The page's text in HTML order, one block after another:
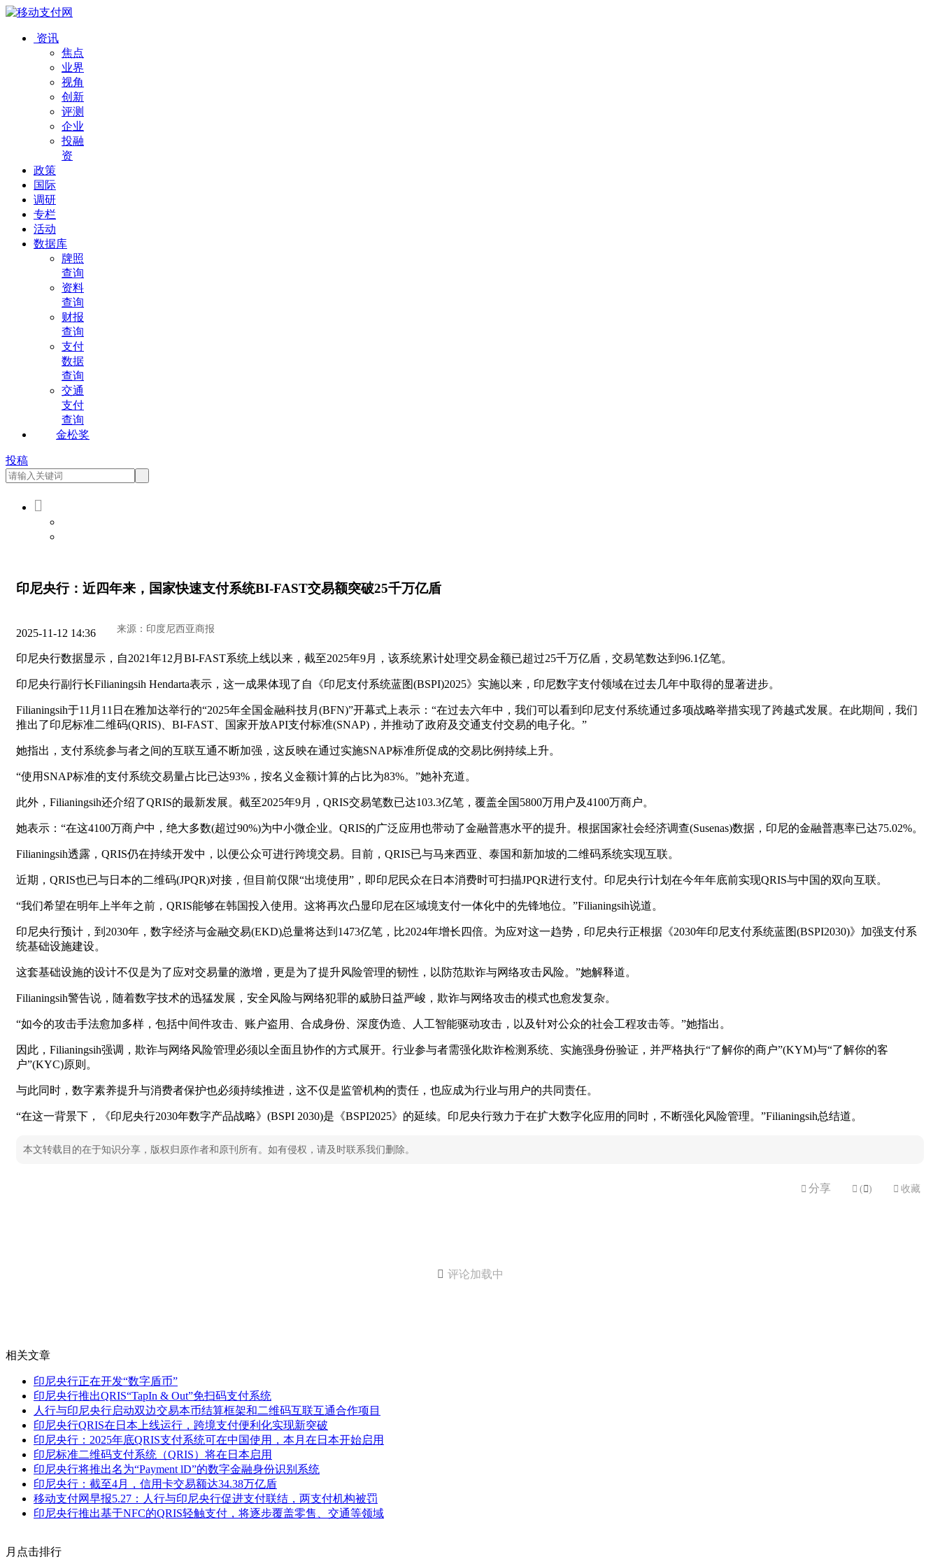
资讯
焦点
业界
视角
创新
评测
企业
投融
资
政策
国际
调研
专栏
活动
数据库
牌照
查询
资料
查询
财报
查询
支付
数据
查询
交通
支付
查询
金松奖
投稿

印尼央行：近四年来，国家快速支付系统BI-FAST交易额突破25千万亿盾
2025-11-12 14:36
印尼央行数据显示，自2021年12月BI-FAST系统上线以来，截至2025年9月，该系统累计处理交易金额已超过25千万亿盾，交易笔数达到96.1亿笔。
印尼央行副行长Filianingsih Hendarta表示，这一成果体现了自《印尼支付系统蓝图(BSPI)2025》实施以来，印尼数字支付领域在过去几年中取得的显著进步。
Filianingsih于11月11日在雅加达举行的“2025年全国金融科技月(BFN)”开幕式上表示：“在过去六年中，我们可以看到印尼支付系统通过多项战略举措实现了跨越式发展。在此期间，我们
推出了印尼标准二维码(QRIS)、BI-FAST、国家开放API支付标准(SNAP)，并推动了政府及交通支付交易的电子化。”
她指出，支付系统参与者之间的互联互通不断加强，这反映在通过实施SNAP标准所促成的交易比例持续上升。
“使用SNAP标准的支付系统交易量占比已达93%，按名义金额计算的占比为83%。”她补充道。
此外，Filianingsih还介绍了QRIS的最新发展。截至2025年9月，QRIS交易笔数已达103.3亿笔，覆盖全国5800万用户及4100万商户。
她表示：“在这4100万商户中，绝大多数(超过90%)为中小微企业。QRIS的广泛应用也带动了金融普惠水平的提升。根据国家社会经济调查(Susenas)数据，印尼的金融普惠率已达75.02%。
Filianingsih透露，QRIS仍在持续开发中，以便公众可进行跨境交易。目前，QRIS已与马来西亚、泰国和新加坡的二维码系统实现互联。
近期，QRIS也已与日本的二维码(JPQR)对接，但目前仅限“出境使用”，即印尼民众在日本消费时可扫描JPQR进行支付。印尼央行计划在今年年底前实现QRIS与中国的双向互联。
“我们希望在明年上半年之前，QRIS能够在韩国投入使用。这将再次凸显印尼在区域境支付一体化中的先锋地位。”Filianingsih说道。
印尼央行预计，到2030年，数字经济与金融交易(EKD)总量将达到1473亿笔，比2024年增长四倍。为应对这一趋势，印尼央行正根据《2030年印尼支付系统蓝图(BSPI2030)》加强支付系
统基础设施建设。
这套基础设施的设计不仅是为了应对交易量的激增，更是为了提升风险管理的韧性，以防范欺诈与网络攻击风险。”她解释道。
Filianingsih警告说，随着数字技术的迅猛发展，安全风险与网络犯罪的威胁日益严峻，欺诈与网络攻击的模式也愈发复杂。
“如今的攻击手法愈加多样，包括中间件攻击、账户盗用、合成身份、深度伪造、人工智能驱动攻击，以及针对公众的社会工程攻击等。”她指出。
因此，Filianingsih强调，欺诈与网络风险管理必须以全面且协作的方式展开。行业参与者需强化欺诈检测系统、实施强身份验证，并严格执行“了解你的商户”(KYM)与“了解你的客
户”(KYC)原则。
与此同时，数字素养提升与消费者保护也必须持续推进，这不仅是监管机构的责任，也应成为行业与用户的共同责任。
“在这一背景下，《印尼央行2030年数字产品战略》(BSPI 2030)是《BSPI2025》的延续。印尼央行致力于在扩大数字化应用的同时，不断强化风险管理。”Filianingsih总结道。
本文转载目的在于知识分享，版权归原作者和原刊所有。如有侵权，请及时联系我们删除。
 分享  ( )  收藏
 评论加载中
相关文章
印尼央行正在开发“数字盾币”
印尼央行推出QRIS“TapIn & Out”免扫码支付系统
人行与印尼央行启动双边交易本币结算框架和二维码互联互通合作项目
印尼央行QRIS在日本上线运行，跨境支付便利化实现新突破
印尼央行：2025年底QRIS支付系统可在中国使用，本月在日本开始启用
印尼标准二维码支付系统（QRIS）将在日本启用
印尼央行将推出名为“Payment lD”的数字金融身份识别系统
印尼央行：截至4月，信用卡交易额达34.38万亿盾
移动支付网早报5.27：人行与印尼央行促进支付联结，两支付机构被罚
印尼央行推出基于NFC的QRIS轻触支付，将逐步覆盖零售、交通等领域
月点击排行